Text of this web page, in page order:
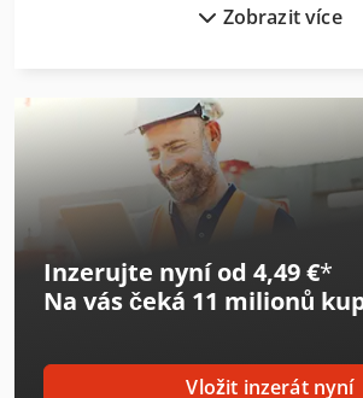
Axa Vpc 45 U
Felder Fbp 50
Haas Ec-400
Haas Umc-500
Haas Vf-11/50
Haas Vf-3Yt/50
Zobrazit více
Inzerujte nyní od 4,49 €*
Na vás čeká 11 milionů
Vložit inzerát nyní